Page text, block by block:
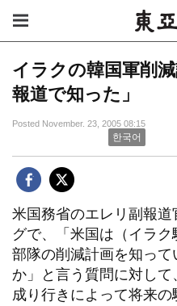
イラクの韓国軍削
報道で知った」
Posted November. 23, 2005 08:15
한국어
米国務省のエレリ副報
グで、「米国は（イラ
部隊の削減計画を知っ
か」と言う質問に対し
成り行きによって将来